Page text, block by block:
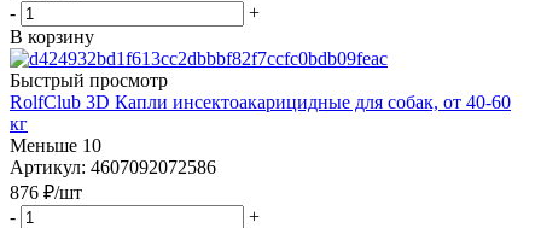
-
+
В корзину
Быстрый просмотр
RolfClub 3D Капли инсектоакарицидные для собак, от 40-60
кг
Меньше 10
Артикул: 4607092072586
876 ₽/шт
-
+